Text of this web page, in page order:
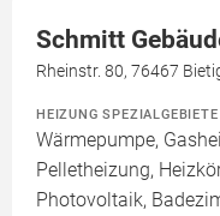
Schmitt
Rheinstr. 80, 76467
HEIZUNG SPEZIALGEBIETE
Wärmepumpe,
Pelletheizung,
Photovoltaik,